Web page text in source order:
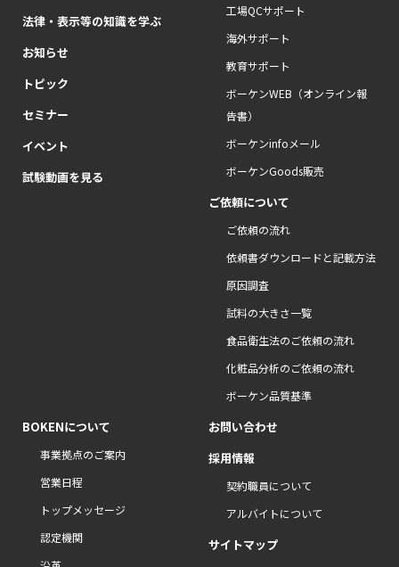
法律・表示等の知識を学ぶ
お知らせ
トピック
セミナー
イベント
試験動画を見る
工場QCサポート
海外サポート
教育サポート
ボーケンWEB（オンライン報
告書）
ボーケンinfoメール
ボーケンGoods販売
ご依頼について
ご依頼の流れ
依頼書ダウンロードと記載方法
原因調査
試料の大きさ一覧
食品衛生法のご依頼の流れ
化粧品分析のご依頼の流れ
ボーケン品質基準
BOKENについて
事業拠点のご案内
営業日程
トップメッセージ
認定機関
お問い合わせ
採用情報
契約職員について
アルバイトについて
サイトマップ